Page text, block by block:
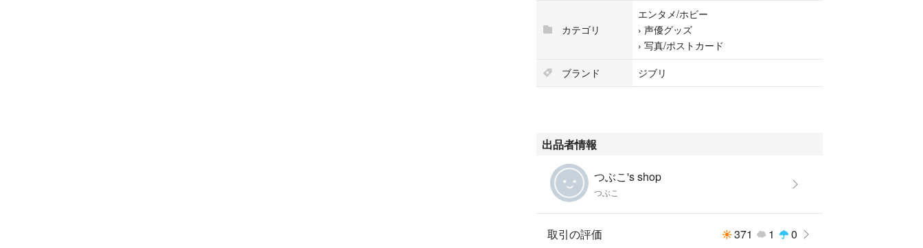
カテゴリ
エンタメ/ホビー
› 声優グッズ
› 写真/ポストカード
ブランド
ジブリ
出品者情報
つぶこ's shop
つぶこ
取引の評価 371 1 0